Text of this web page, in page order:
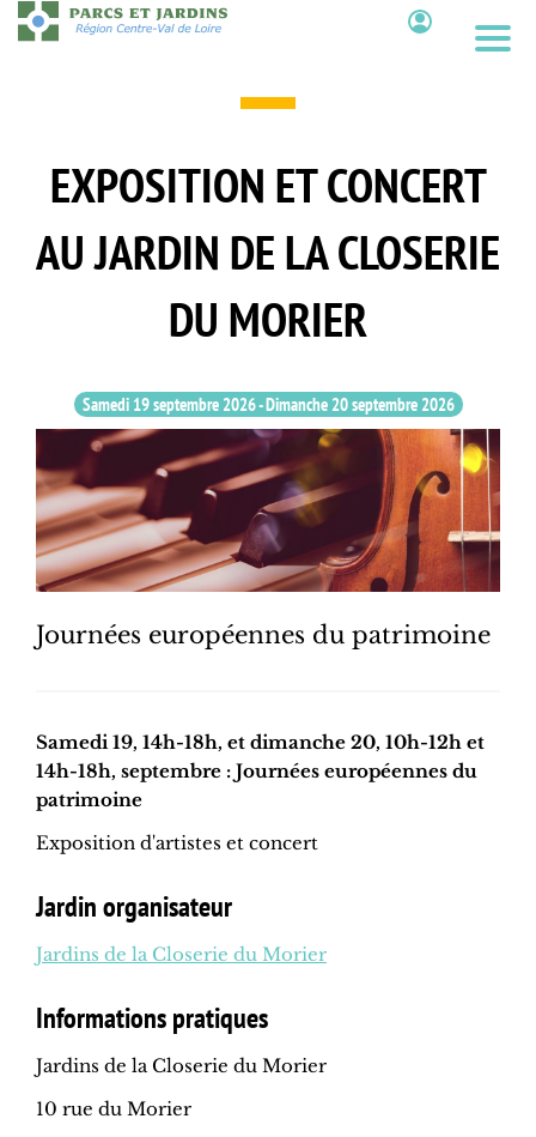
Aller
au
EXPOSITION ET CONCERT
AU JARDIN DE LA CLOSERIE
DU MORIER
Samedi 19 septembre 2026-Dimanche 20 septembre 2026
Journées européennes du patrimoine
Samedi 19, 14h-18h, et dimanche 20, 10h-12h et
14h-18h, septembre : Journées européennes du
patrimoine
Exposition d'artistes et concert
Jardin organisateur
Jardins de la Closerie du Morier
Informations pratiques
Jardins de la Closerie du Morier
10 rue du Morier